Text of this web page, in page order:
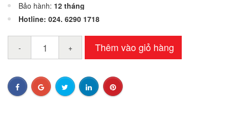
Bảo hành: 12 tháng
Hotline: 024. 6290 1718
- + Thêm vào giỏ hàng